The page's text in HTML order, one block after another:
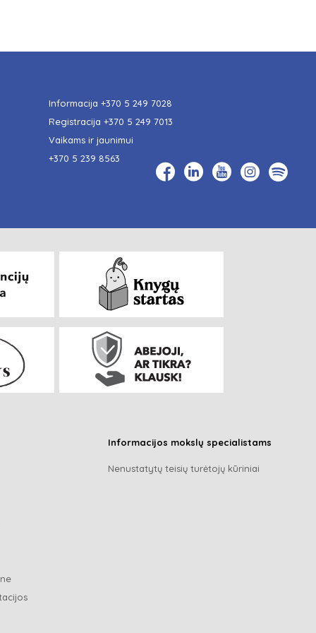
Informacija +370 5 249 7028
Registracija +370 5 249 7013
Vaikams ir jaunimui
+370 5 239 8563
Informacijos mokslų specialistams
Nenustatytų teisių turėtojų kūriniai